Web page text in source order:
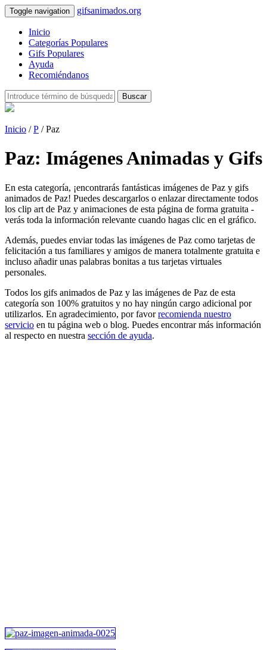
Toggle navigation gifsanimados.org
Inicio
Categorías Populares
Gifs Populares
Ayuda
Recomiéndanos
Buscar
Inicio /P / Paz
Paz: Imágenes Animadas y Gifs
En esta categoría, ¡encontrarás fantásticas imágenes de Paz y gifs
animados de Paz! Puedes descargarlos o enlazar directamente todos
los clip art de Paz y animaciones de esta página de forma gratuita -
verás toda la información relevante cuando hagas clic en el gráfico.
Además, puedes enviar todas las imágenes de Paz como tarjetas de
felicitación a tus familiares y amigos de manera totalmente gratuita e
incluso añadir unas palabras bonitas a tus tarjetas virtuales
personales.
Todos los gifs animados de Paz y las imágenes de Paz de esta
categoría son 100% gratuitos y no hay ningún cargo adicional por
utilizarlos. En agradecimiento, por favorrecomienda nuestro
servicio en tu página web o blog. Puedes encontrar más información
al respecto en nuestra sección de ayuda.